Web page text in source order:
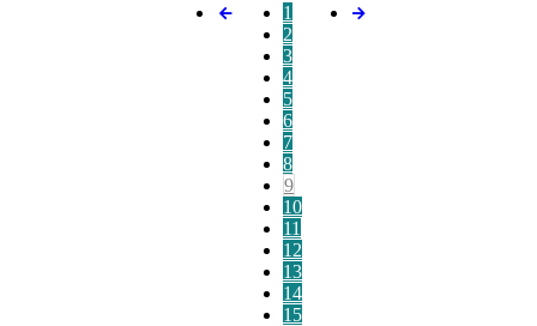
1
2
3
4
5
6
7
8
9
10
11
12
13
14
15